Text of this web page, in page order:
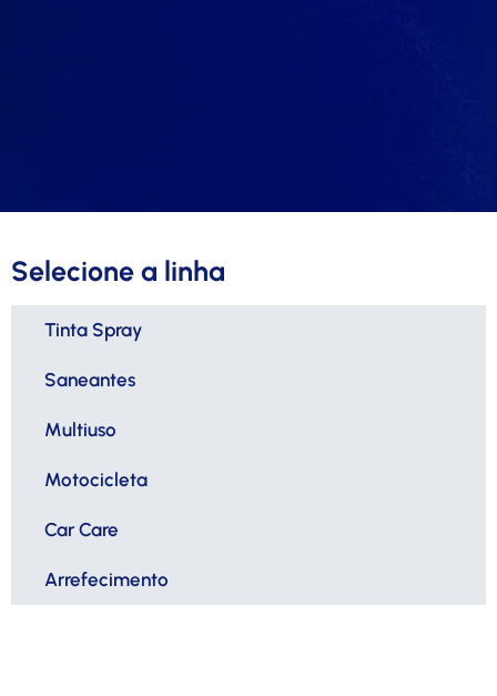
Selecione a linha
Tinta Spray
Saneantes
Multiuso
Motocicleta
Car Care
Arrefecimento